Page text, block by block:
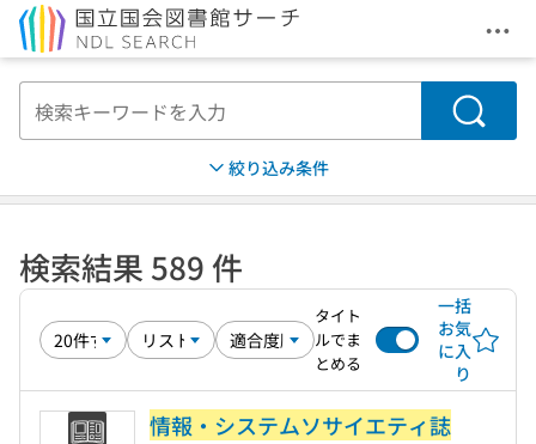
メ
検索
絞り込み条件
検索結果 589 件
タイト
ルでま
とめる
一括
お気
に入
り
情報・システムソサイエティ誌